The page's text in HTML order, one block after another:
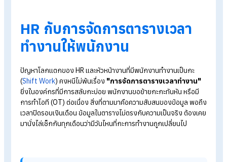
Blog > วิธีจัดตารางเวลาการทำงานให้พนักงานแบบไม่ต้องปวดหัว
ตารางเวลาการทำงานที่เปลี่ยนแปลงบ่อย มักส่งผ
ระทบต่อความถูกต้องในการคำนวณเงินเดือนให้
พนักงาน จะดีกว่าไหมหากมีฟีเจอร์ดี ๆ มาช่วยจัดก
ตารางเวลาการทำงานให้พนักงาน